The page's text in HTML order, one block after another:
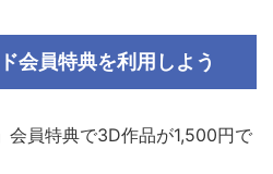
会員特典を利用しよう
会員特典で3D作品が1,500円で